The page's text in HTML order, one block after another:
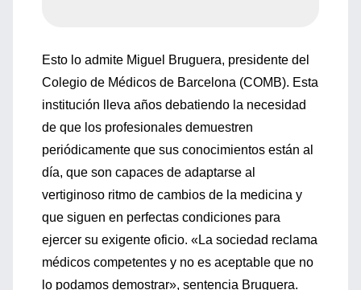
Esto lo admite Miguel Bruguera, presidente del
Colegio de Médicos de Barcelona (COMB). Esta
institución lleva años debatiendo la necesidad
de que los profesionales demuestren
periódicamente que sus conocimientos están al
día, que son capaces de adaptarse al
vertiginoso ritmo de cambios de la medicina y
que siguen en perfectas condiciones para
ejercer su exigente oficio. «La sociedad reclama
médicos competentes y no es aceptable que no
lo podamos demostrar», sentencia Bruguera.